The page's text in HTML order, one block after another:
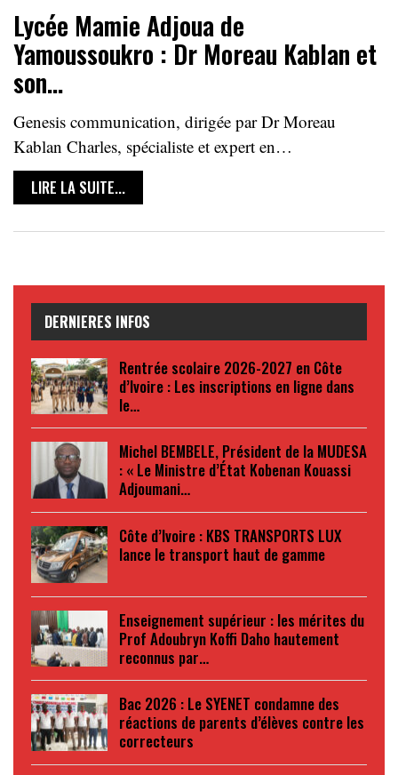
Lycée Mamie Adjoua de
Yamoussoukro : Dr Moreau Kablan et
son…
Genesis communication, dirigée par Dr Moreau
Kablan Charles, spécialiste et expert en…
LIRE LA SUITE...
DERNIERES INFOS
Rentrée scolaire 2026-2027 en Côte
d’Ivoire : Les inscriptions en ligne dans
le…
Michel BEMBELE, Président de la MUDESA
: « Le Ministre d’État Kobenan Kouassi
Adjoumani…
Côte d’Ivoire : KBS TRANSPORTS LUX
lance le transport haut de gamme
Enseignement supérieur : les mérites du
Prof Adoubryn Koffi Daho hautement
reconnus par…
Bac 2026 : Le SYENET condamne des
réactions de parents d’élèves contre les
correcteurs